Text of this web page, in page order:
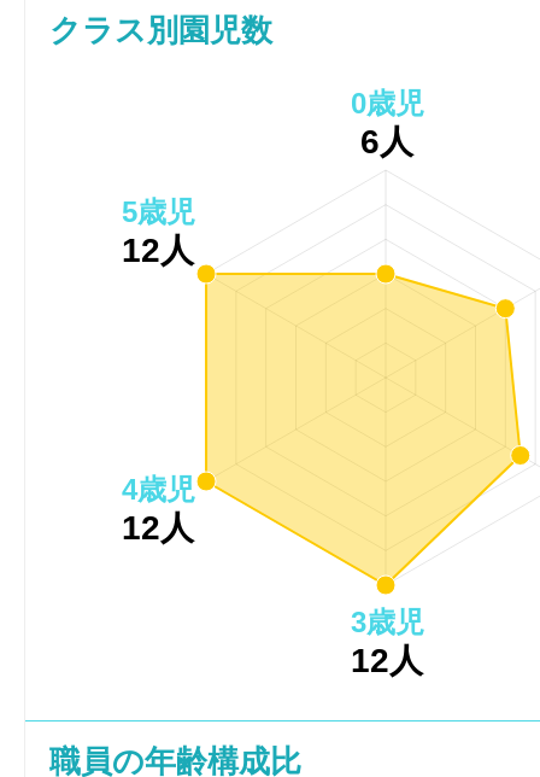
クラス別園児数
0歳児
6人
3歳児
12人
4歳児
12人
5歳児
12人
職員の年齢構成比